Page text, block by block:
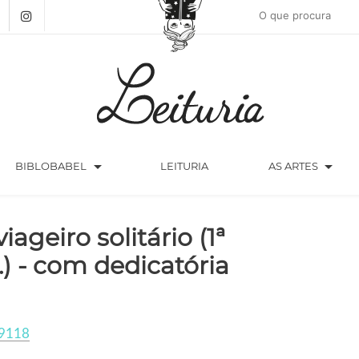
BIBLOBABEL arrow_drop_down LEITURIA AS ARTES arrow_drop_down
solitário (1ª
- com dedicatória